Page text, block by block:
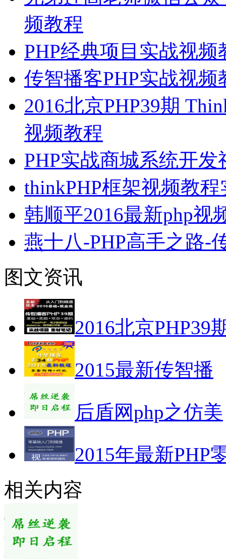
频教程
PHP经典项目实战视频
传智播客PHP实战视
2016北京PHP39期
视频教程
PHP实战商城系统开发
thinkPHP框架视频教
韩顺平2016最新php视
燕十八-PHP高手之路-
图文资讯
2016北京PHP39
2015最新传智播
后盾网php之仿美
2015年最新PHP
相关内容